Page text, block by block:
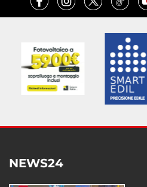
NEWS24